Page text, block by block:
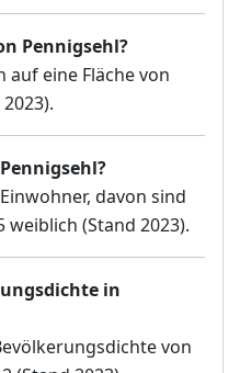
Pennigsehl?
auf eine Fläche von
davon sind
weiblich (Stand 2023).
in
von